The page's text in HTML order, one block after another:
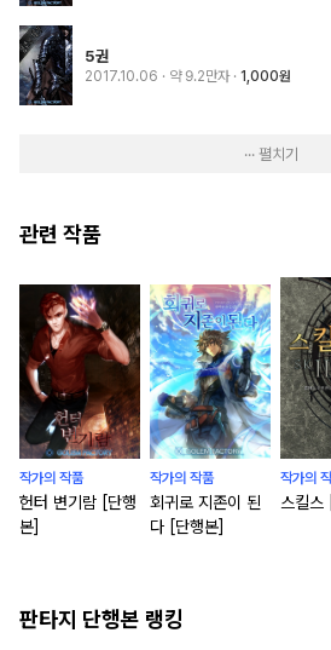
5권
2017.10.06 · 약 9.2만자 1,000원
··· 펼치기
관련 작품
작가의 작품
헌터 변기람 [단행
본]
작가의 작품
회귀로 지존이 된
다 [단행본]
작가의
스킬스
판타지 단행본 랭킹